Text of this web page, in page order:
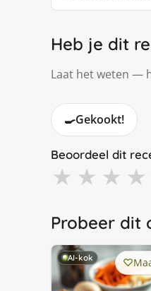
Heb je dit
Laat het weten —
🍳Gekookt!
Beoordeel dit
★ ★ ★ ★
Probeer dit
AI-kok